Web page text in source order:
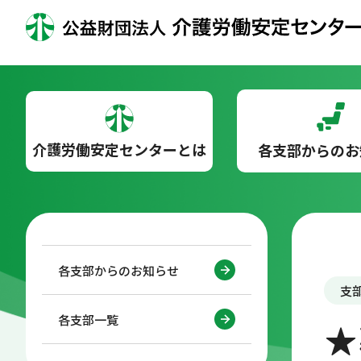
介護労働安定センターとは 各支部からの
各支部からのお知らせ
各支部一覧
支
★